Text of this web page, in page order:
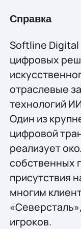
Справка
Softline
цифровых
отраслевые
технологий
Один из
цифровой
реализует
собственных
присутствия
многим
игроков.